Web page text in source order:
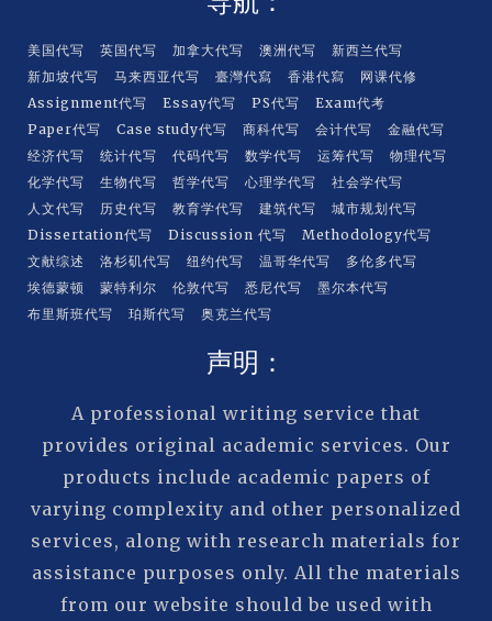
美国代写 英国代写 加拿大代写 澳洲代写
新西兰代写
新加坡代写
马来西亚代写 臺灣代寫 香港代寫
网课代修
Assignment代写
Essay代写 PS代写
Exam代考
Paper代写
Case study代写 商科代写 会计代写
金融代写
经济代写
统计代写 代码代写 数学代写 运筹代写
物理代写
化学代写
生物代写 哲学代写 心理学代写
社会学代写
人文代写
历史代写 教育学代写 建筑代写
城市规划代写
Dissertation代写
Discussion 代写
Methodology代写
文献综述
洛杉矶代写 纽约代写 温哥华代写
多伦多代写
埃德蒙顿
蒙特利尔 伦敦代写 悉尼代写
墨尔本代写
布里斯班代写
珀斯代写 奥克兰代写
声明：
A professional writing service that
provides original academic services. Our
products include academic papers of
varying complexity and other personalized
services, along with research materials for
assistance purposes only. All the materials
from our website should be used with